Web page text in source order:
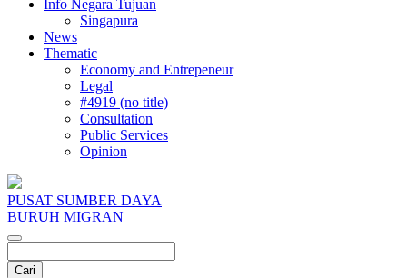
Info Negara Tujuan
Singapura
News
Thematic
Economy and Entrepeneur
Legal
#4919 (no title)
Consultation
Public Services
Opinion
PUSAT SUMBER DAYA
BURUH MIGRAN